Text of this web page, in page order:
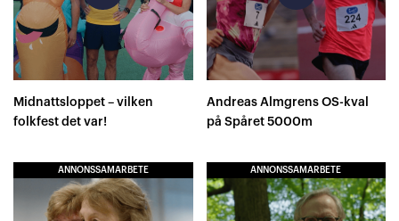
Midnattsloppet – vilken
folkfest det var!
Andreas Almgrens OS-kval
på Spåret 5000m
ANNONSSAMARBETE ANNONSSAMARBETE